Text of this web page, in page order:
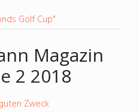
Golf Cup"
Magazin
2 2018
Zweck